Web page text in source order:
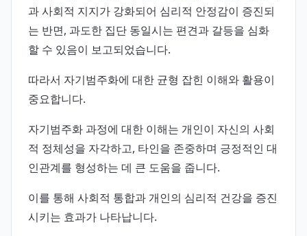
과 사회적 지지가 강화되어 심리적 안정감이 증진되
는 반면, 과도한 집단 동일시는 편견과 갈등을 심화
할 수 있음이 보고되었습니다.
따라서 자기범주화에 대한 균형 잡힌 이해와 활용이
중요합니다.
자기범주화 과정에 대한 이해는 개인이 자신의 사회
적 정체성을 자각하고, 타인을 존중하며 긍정적인 대
인관계를 형성하는 데 큰 도움을 줍니다.
이를 통해 사회적 통합과 개인의 심리적 건강을 증진
시키는 효과가 나타납니다.